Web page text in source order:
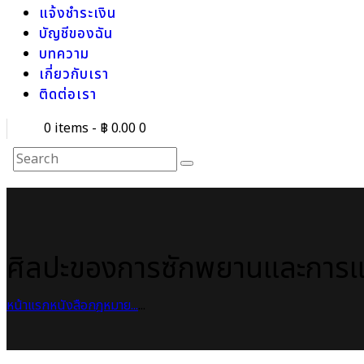
แจ้งชำระเงิน
บัญชีของฉัน
บทความ
เกี่ยวกับเรา
ติดต่อเรา
0 items - ฿ 0.000
หน้าแรกหนังสือกฎหมาย...